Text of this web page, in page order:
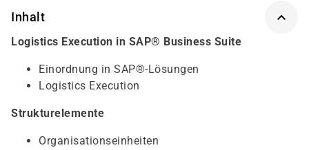
Inhalt
Logistics Execution in SAP® Business Suite
Einordnung in SAP®-Lösungen
Logistics Execution
Strukturelemente
Organisationseinheiten